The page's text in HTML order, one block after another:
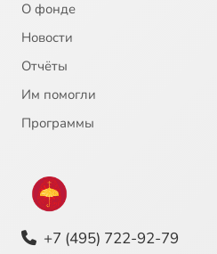
О фонде
Новости
Отчёты
Им помогли
Программы
+7 (495) 722-92-79